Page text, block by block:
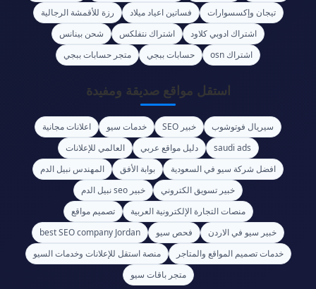
تيجان وإكسسوارات
فساتين اعياد ميلاد
رزة للأقمشة الرجالية
اشتراك ادوبي كلاود
اشتراك نتفلكس
شحن بينانس
اشتراك osn
حسابات ببجي متجر حسابات ببجي
استقل مواقع صديقة ومفيدة
سيريال فوتوشوب خبير SEO خدمات سيو
اعلانات مجانية
saudi ads
دليل مواقع عربي
العالمي للإعلانات
افضل شركة سيو في السعودية
بوابة الأفق
المهندس نبيل الدم
خبير تسويق الكتروني
خبير seo نبيل الدم
منصات التجارة الإلكترونية العربية
تصميم مواقع
خبير سيو في الاردن
فحص سيو
best SEO company Jordan
خدمات تصميم المواقع والمتاجر
منصة استقل للإعلانات وخدمات السيو
متجر باقات سيو